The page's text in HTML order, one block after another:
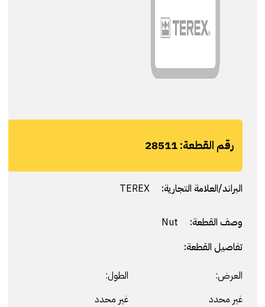
رقم القطعة:28511
البراند/العلامة التجارية: TEREX
وصف القطعة:
تفاصيل القطعة:
العرض:
غير محدد
الطول:
غير محدد